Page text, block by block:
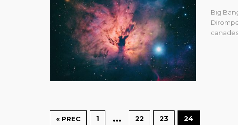
Big
« PREC 1 … 22 23 24